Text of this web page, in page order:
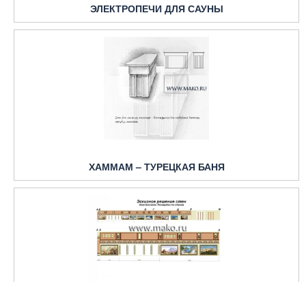
ЭЛЕКТРОПЕЧИ ДЛЯ САУНЫ
ХАММАМ – ТУРЕЦКАЯ БАНЯ